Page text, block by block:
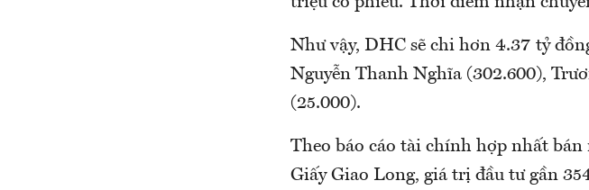
Như vậy, DHC sẽ chi hơn 4.37 tỷ
Nguyễn Thanh Nghĩa (302.600),
(25.000).
Theo báo cáo tài chính hợp nhất
Giấy Giao Long, giá trị đầu tư gần